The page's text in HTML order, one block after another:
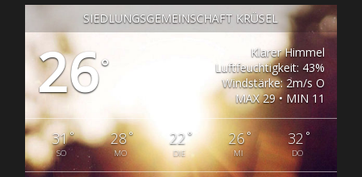
SIEDLUNGSGEMEINSCHAFT KRÜSEL
26°
Klarer Himmel
Luftfeuchtigkeit: 43%
Windstärke: 2m/s O
MAX 29 • MIN 11
31°
SO
28°
MO
22 °
DIE
26°
MI
32 °
DO